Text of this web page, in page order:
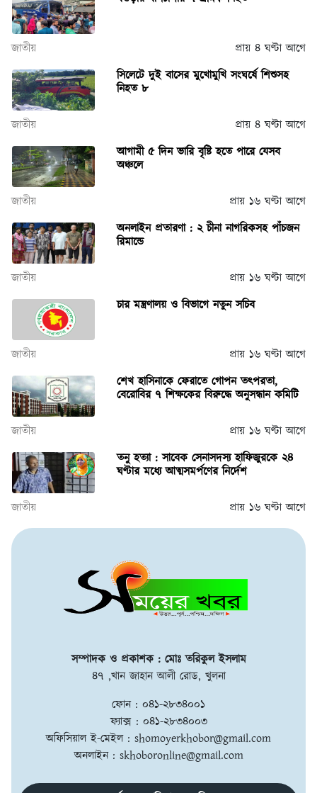
জাতীয়
প্রায় ৪ ঘণ্টা আগে
সিলেটে দুই বাসের মুখোমুখি সংঘর্ষে শিশুসহ
নিহত ৮
জাতীয়
প্রায় ৪ ঘণ্টা আগে
আগামী ৫ দিন ভারি বৃষ্টি হতে পারে যেসব
অঞ্চলে
জাতীয়
প্রায় ১৬ ঘণ্টা আগে
অনলাইন প্রতারণা : ২ চীনা নাগরিকসহ পাঁচজন
রিমান্ডে
জাতীয়
প্রায় ১৬ ঘণ্টা আগে
চার মন্ত্রণালয় ও বিভাগে নতুন সচিব
জাতীয়
প্রায় ১৬ ঘণ্টা আগে
শেখ হাসিনাকে ফেরাতে গোপন তৎপরতা,
বেরোবির ৭ শিক্ষকের বিরুদ্ধে অনুসন্ধান কমিটি
জাতীয়
প্রায় ১৬ ঘণ্টা আগে
তনু হত্যা : সাবেক সেনাসদস্য হাফিজুরকে ২৪
ঘণ্টার মধ্যে আত্মসমর্পণের নির্দেশ
জাতীয় প্রায় ১৬ ঘণ্টা আগে
সম্পাদক ও প্রকাশক : মোঃ তরিকুল ইসলাম
৪৭ ,খান জাহান আলী রোড, খুলনা
ফোন : ০৪১-২৮৩৪০০১
ফ্যাক্স : ০৪১-২৮৩৪০০৩
অফিসিয়াল ই-মেইল : shomoyerkhobor@gmail.com
অনলাইন : skhoboronline@gmail.com